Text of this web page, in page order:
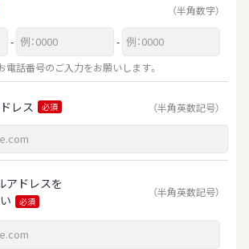
（半角数字）
-
-
話番号のご入力をお願いします。
レス 必須 （半角英数記号）
アドレスを
必須
（半角英数記号）